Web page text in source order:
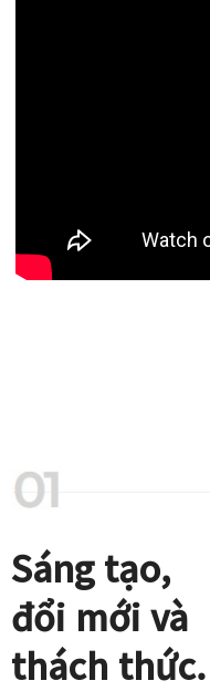
Sáng tạo,
đổi mới và
thách thức.